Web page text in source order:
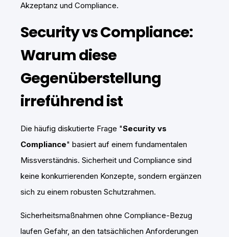
Akzeptanz und Compliance.
Security vs Compliance:
Warum diese
Gegenüberstellung
irreführend ist
Die häufig diskutierte Frage "Security vs
Compliance" basiert auf einem fundamentalen
Missverständnis. Sicherheit und Compliance sind
keine konkurrierenden Konzepte, sondern ergänzen
sich zu einem robusten Schutzrahmen.
Sicherheitsmaßnahmen ohne Compliance-Bezug
laufen Gefahr, an den tatsächlichen Anforderungen